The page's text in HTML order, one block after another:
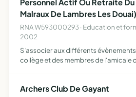
Personnel Actif Ou Retraite
Malraux De Lambres Les Douai)
RNA W593000293 · Education et
2002
S'associer aux différents
collège et des membres de l'amicale
Archers Club De Gayant